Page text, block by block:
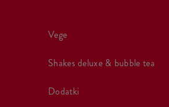
vege
shakes deluxe & bubble tea
dodatki